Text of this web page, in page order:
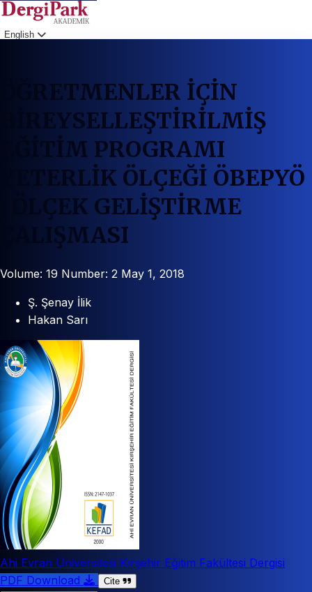
English
ÖĞRETMENLER İÇİN
BİREYSELLEŞTİRİLMİŞ
EĞİTİM PROGRAMI
YETERLİK ÖLÇEĞİ ÖBEPYÖ
: ÖLÇEK GELİŞTİRME
ÇALIŞMASI
Volume: 19 Number: 2 May 1, 2018
Ş. Şenay İlik
Hakan Sarı
Ahi Evran Üniversitesi Kırşehir Eğitim Fakültesi Dergisi
PDF Download
Cite